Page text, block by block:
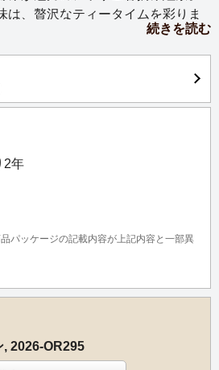
は、贅沢なティータイムを彩りま
茶を作ることで知られているメレ
みのオーソドックスタイプの紅茶
な風味ですが、豊かな甘みがあ
くれます。上質感溢れる春摘みな
紅茶は、ぜひストレートでお楽し
。
あった J.E.トッド氏の茶園主にな
ほとりにある世界遺産のギボンフ
ことから、メレン茶園という名前
およそ115mに広がるこのメレン茶
続きを読む
2年
パッケージの記載内容が上記内容と一部異
, 2026-OR295